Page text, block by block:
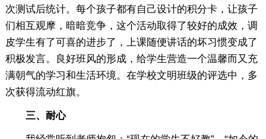
次测试后统计。每个孩子都有自己设计的积分卡，让孩子
们相互观摩，暗暗竞争，这个活动取得了较好的成效，调
皮学生有了可喜的进步了，上课随便讲话的坏习惯变成了
积极发言。良好班风的形成，给学生营造一个温馨而又充
满朝气的学习和生活环境。在学校文明班级的评选中，多
次获得流动红旗。
三、耐心